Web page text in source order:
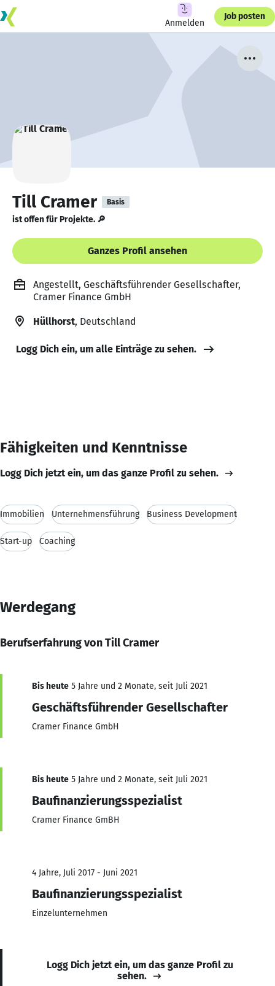
Anmelden
Job posten
Till Cramer Basis
ist offen für Projekte. 🔎
Ganzes Profil ansehen
Angestellt, Geschäftsführender Gesellschafter,
Cramer Finance GmbH
Hüllhorst, Deutschland
Logg Dich ein, um alle Einträge zu sehen.
Fähigkeiten und Kenntnisse
Logg Dich jetzt ein, um das ganze Profil zu sehen.
Immobilien Unternehmensführung Business Development
Start-up Coaching
Werdegang
Berufserfahrung von Till Cramer
Bis heute 5 Jahre und 2 Monate, seit Juli 2021
Geschäftsführender Gesellschafter
Cramer Finance GmbH
Bis heute 5 Jahre und 2 Monate, seit Juli 2021
Baufinanzierungsspezialist
Cramer Finance GmBH
4 Jahre, Juli 2017 - Juni 2021
Baufinanzierungsspezialist
Einzelunternehmen
Logg Dich jetzt ein, um das ganze Profil zu
sehen.